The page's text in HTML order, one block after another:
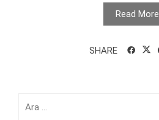
Read More
SHARE